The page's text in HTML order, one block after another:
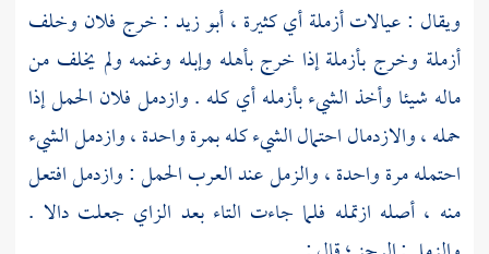
ويقال : عيالات أزملة أي كثيرة ،أبو زيد : خرج فلان وخلف
أزملة وخرج بأزملة إذا خرج بأهله وإبله وغنمه ولم يخلف من
ماله شيئا وأخذ الشيء بأزمله أي كله . وازدمل فلان الحمل إذا
حمله ، والازدمال احتمال الشيء كله بمرة واحدة ، وازدمل الشيء
احتمله مرة واحدة ، والزمل عند العرب الحمل : وازدمل افتعل
منه ، أصله ازتمله فلما جاءت التاء بعد الزاي جعلت دالا .